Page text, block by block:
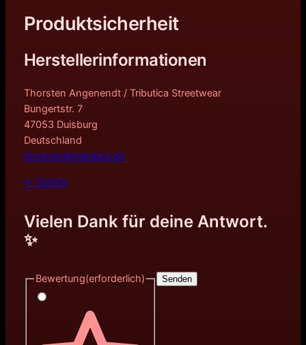
Produktsicherheit
Herstellerinformationen
Thorsten Angenendt / Tributica Streetwear
Bungertstr. 7
47053 Duisburg
Deutschland
thorsten@tributica.de
← Zurück
Vielen Dank für deine Antwort.
✨
Bewertung(erforderlich) Senden